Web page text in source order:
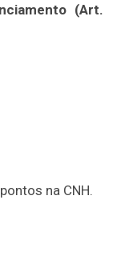
(Art.
na CNH.